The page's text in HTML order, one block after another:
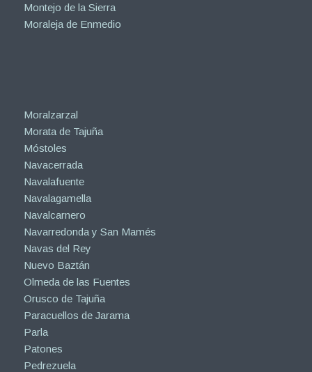
Montejo de la Sierra
Moraleja de Enmedio
Moralzarzal
Morata de Tajuña
Móstoles
Navacerrada
Navalafuente
Navalagamella
Navalcarnero
Navarredonda y San Mamés
Navas del Rey
Nuevo Baztán
Olmeda de las Fuentes
Orusco de Tajuña
Paracuellos de Jarama
Parla
Patones
Pedrezuela